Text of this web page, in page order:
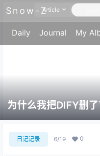
Snow-Z
Daily Journal My
Article
为什么我把DIFY删
日记记录 6/19 0